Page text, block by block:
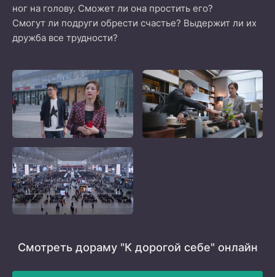
ног на голову. Сможет ли она простить его?
Смогут ли подруги обрести счастье? Выдержит ли их
дружба все трудности?
Смотреть дораму "К дорогой себе" онлайн